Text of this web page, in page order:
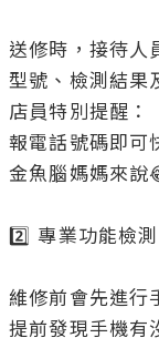
送修時，接待人
型號、檢測結果
店員特別提醒：
報電話號碼即可
金魚腦媽媽來說
2️⃣ 專業功能檢測
維修前會先進行
提前發現手機有